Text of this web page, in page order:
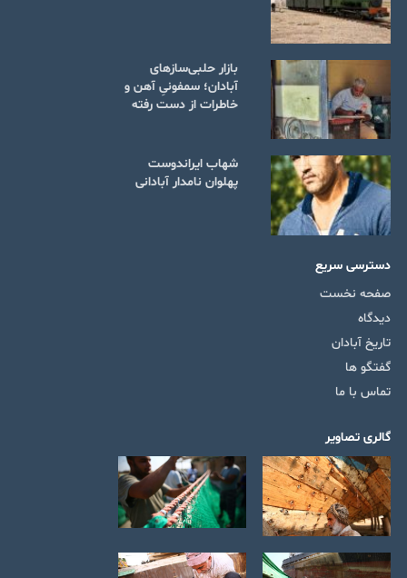
بازار حلبی‌سازهای
آبادان؛ سمفونیِ آهن و
خاطرات از دست رفته
شهاب ایراندوست
پهلوان نامدار آبادانی
دسترسی سریع
صفحه نخست
دیدگاه
تاریخ آبادان
گفتگو ها
تماس با ما
گالری تصاویر